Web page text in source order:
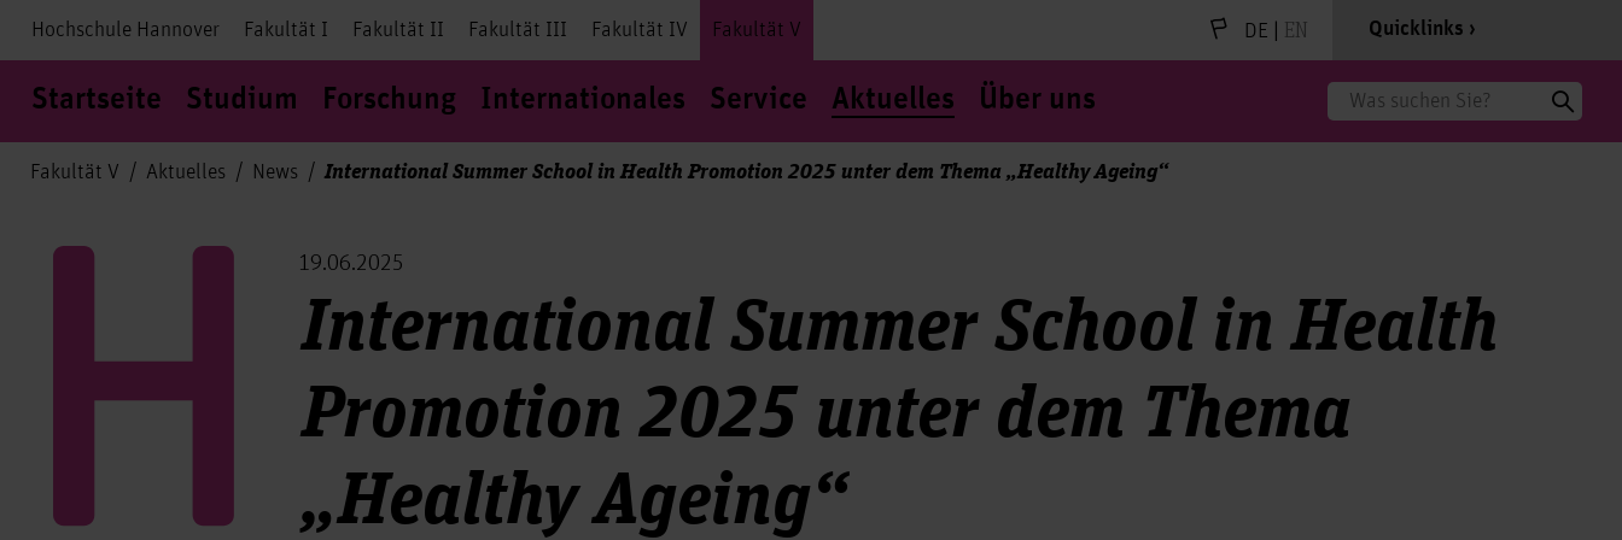
Hochschule Hannover Fakultät I Fakultät II Fakultät III Fakultät IV Fakultät V DE | EN Quicklinks
Startseite Studium Forschung Internationales Service Aktuelles Über uns Suche
Fakultät V Aktuelles News International Summer School in Health Promotion 2025 unter dem Thema „Healthy Ageing“
19.06.2025
International Summer School in Health
Promotion 2025 unter dem Thema
„Healthy Ageing“